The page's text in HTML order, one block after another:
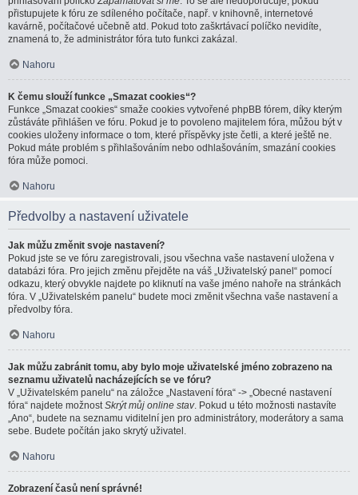
přistupujete k fóru ze sdíleného počítače, např. v knihovně, internetové
kavárně, počítačové učebně atd. Pokud toto zaškrtávací políčko nevidíte,
znamená to, že administrátor fóra tuto funkci zakázal.
Nahoru
K čemu slouží funkce „Smazat cookies“?
Funkce „Smazat cookies“ smaže cookies vytvořené phpBB fórem, díky kterým
zůstáváte přihlášen ve fóru. Pokud je to povoleno majitelem fóra, můžou být v
cookies uloženy informace o tom, které příspěvky jste četli, a které ještě ne.
Pokud máte problém s přihlašováním nebo odhlašováním, smazání cookies
fóra může pomoci.
Nahoru
Předvolby a nastavení uživatele
Jak můžu změnit svoje nastavení?
Pokud jste se ve fóru zaregistrovali, jsou všechna vaše nastavení uložena v
databázi fóra. Pro jejich změnu přejděte na váš „Uživatelský panel“ pomocí
odkazu, který obvykle najdete po kliknutí na vaše jméno nahoře na stránkách
fóra. V „Uživatelském panelu“ budete moci změnit všechna vaše nastavení a
předvolby fóra.
Nahoru
Jak můžu zabránit tomu, aby bylo moje uživatelské jméno zobrazeno na
seznamu uživatelů nacházejících se ve fóru?
V „Uživatelském panelu“ na záložce „Nastavení fóra“ -> „Obecné nastavení
fóra“ najdete možnostSkrýt můj online stav. Pokud u této možnosti nastavíte
„Ano“, budete na seznamu viditelní jen pro administrátory, moderátory a sama
sebe. Budete počítán jako skrytý uživatel.
Nahoru
Zobrazení časů není správné!